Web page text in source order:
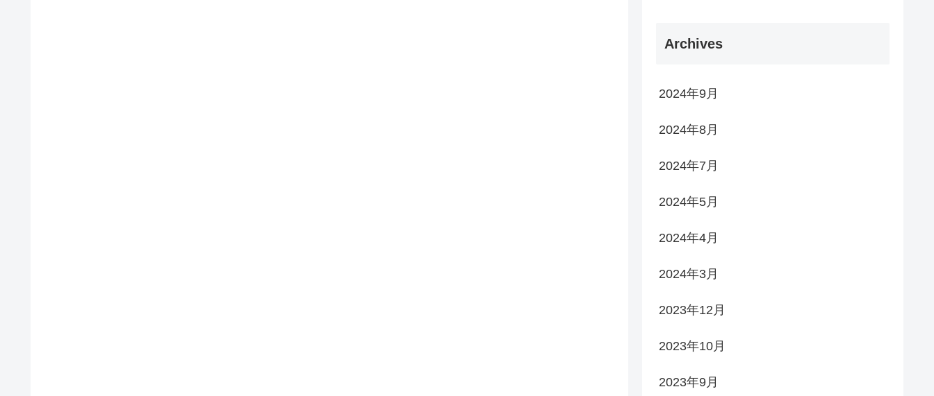
Archives
2024年9月
2024年8月
2024年7月
2024年5月
2024年4月
2024年3月
2023年12月
2023年10月
2023年9月